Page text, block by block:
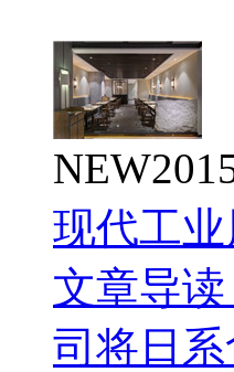
NEW
现代工
文章导
司将日